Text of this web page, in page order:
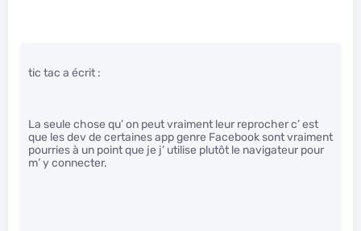
tic tac a écrit :
La seule chose qu’ on peut vraiment leur reprocher c’ est
que les dev de certaines app genre Facebook sont vraiment
pourries à un point que je j’ utilise plutôt le navigateur pour
m’ y connecter.